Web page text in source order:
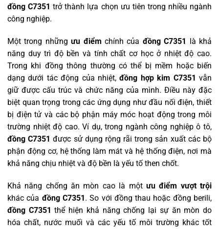
đồng C7351 trở thành lựa chọn ưu tiên trong nhiều ngành
công nghiệp.
Một trong nhữngưu điểm chính của đồng C7351 là khả
năng duy trì độ bền và tính chất cơ học ở nhiệt độ cao.
Trong khi đồng thông thường có thể bị mềm hoặc biến
dạng dưới tác động của nhiệt,đồng hợp kim C7351 vẫn
giữ được cấu trúc và chức năng của mình. Điều này đặc
biệt quan trọng trong các ứng dụng như đầu nối điện, thiết
bị điện tử và các bộ phận máy móc hoạt động trong môi
trường nhiệt độ cao. Ví dụ, trong ngành công nghiệp ô tô,
đồng C7351 được sử dụng rộng rãi trong sản xuất các bộ
phận động cơ, hệ thống làm mát và hệ thống điện, nơi mà
khả năng chịu nhiệt và độ bền là yếu tố then chốt.
Khả năng chống ăn mòn cao là một ưu điểm vượt trội
khác của đồng C7351. So với đồng thau hoặc đồng berili,
đồng C7351 thể hiện khả năng chống lại sự ăn mòn do
hóa chất, nước muối và các yếu tố môi trường khác tốt